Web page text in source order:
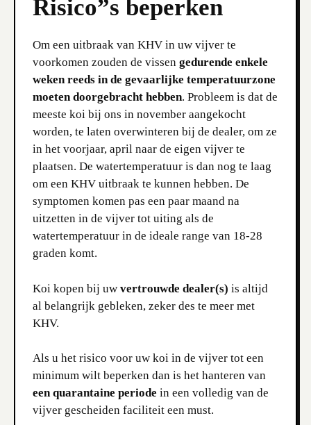
Risico”s beperken
Om een uitbraak van KHV in uw vijver te
voorkomen zouden de vissen gedurende enkele
weken reeds in de gevaarlijke temperatuurzone
moeten doorgebracht hebben. Probleem is dat de
meeste koi bij ons in november aangekocht
worden, te laten overwinteren bij de dealer, om ze
in het voorjaar, april naar de eigen vijver te
plaatsen. De watertemperatuur is dan nog te laag
om een KHV uitbraak te kunnen hebben. De
symptomen komen pas een paar maand na
uitzetten in de vijver tot uiting als de
watertemperatuur in de ideale range van 18-28
graden komt.
Koi kopen bij uw vertrouwde dealer(s) is altijd
al belangrijk gebleken, zeker des te meer met
KHV.
Als u het risico voor uw koi in de vijver tot een
minimum wilt beperken dan is het hanteren van
een quarantaine periode in een volledig van de
vijver gescheiden faciliteit een must.